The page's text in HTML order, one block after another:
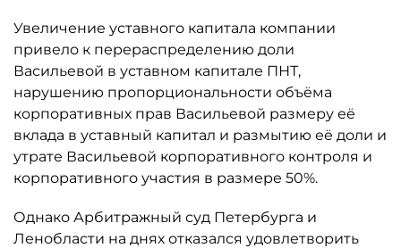
Увеличение уставного капитала компании
привело к перераспределению доли
Васильевой в уставном капитале ПНТ,
нарушению пропорциональности объёма
корпоративных прав Васильевой размеру её
вклада в уставный капитал и размытию её доли и
утрате Васильевой корпоративного контроля и
корпоративного участия в размере 50%.
Однако Арбитражный суд Петербурга и
Ленобласти на днях отказался удовлетворить